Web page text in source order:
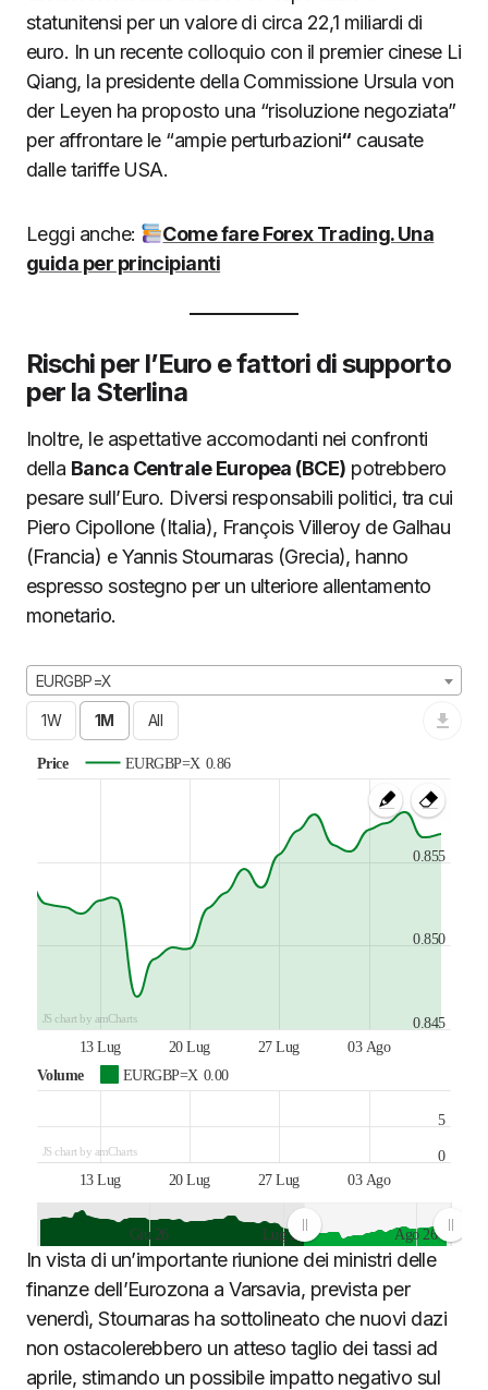
statunitensi per un valore di circa 22,1 miliardi di
euro. In un recente colloquio con il premier cinese Li
Qiang, la presidente della Commissione Ursula von
der Leyen ha proposto una “risoluzione negoziata”
per affrontare le “ampie perturbazioni“ causate
dalle tariffe USA.
Leggi anche:
Come fare Forex Trading. Una
guida per principianti
Rischi per l’Euro e fattori di supporto
per la Sterlina
Inoltre, le aspettative accomodanti nei confronti
della Banca Centrale Europea (BCE) potrebbero
pesare sull’Euro. Diversi responsabili politici, tra cui
Piero Cipollone (Italia), François Villeroy de Galhau
(Francia) e Yannis Stournaras (Grecia), hanno
espresso sostegno per un ulteriore allentamento
monetario.
EURGBP=X
Price EURGBP=X 0.86
13 Lug 20 Lug 27 Lug 03 Ago
0.845
0.850
0.855
JS chart by amCharts
Volume EURGBP=X 0.00
13 Lug 20 Lug 27 Lug 03 Ago
0
5
JS chart by amCharts
Giu 26 Lug 26 Ago 26
JS chart by amCharts
In vista di un’importante riunione dei ministri delle
finanze dell’Eurozona a Varsavia, prevista per
venerdì, Stournaras ha sottolineato che nuovi dazi
non ostacolerebbero un atteso taglio dei tassi ad
aprile, stimando un possibile impatto negativo sul